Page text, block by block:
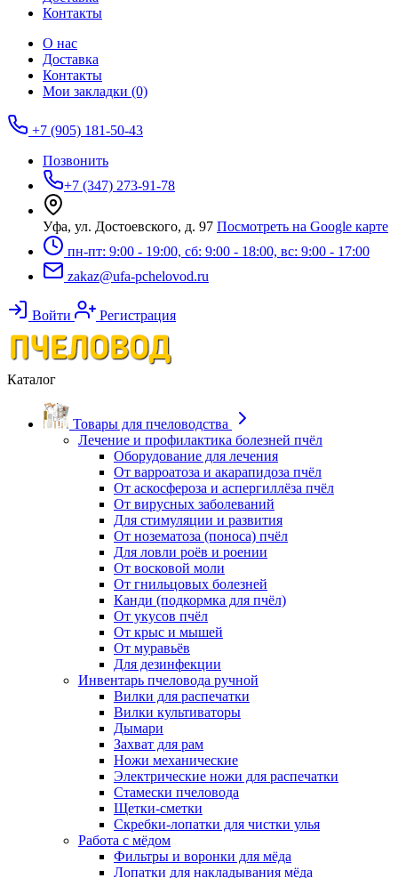
Контакты
О нас
Доставка
Контакты
Мои закладки (0)
+7 (905) 181-50-43
Позвонить
+7 (347) 273-91-78
Уфа, ул. Достоевского, д. 97 Посмотреть на Google карте
пн-пт: 9:00 - 19:00, сб: 9:00 - 18:00, вс: 9:00 - 17:00
zakaz@ufa-pchelovod.ru
Войти Регистрация
Каталог
Товары для пчеловодства
Лечение и профилактика болезней пчёл
Оборудование для лечения
От варроатоза и акарапидоза пчёл
От аскосфероза и аспергиллёза пчёл
От вирусных заболеваний
Для стимуляции и развития
От нозематоза (поноса) пчёл
Для ловли роёв и роении
От восковой моли
От гнильцовых болезней
Канди (подкормка для пчёл)
От укусов пчёл
От крыс и мышей
От муравьёв
Для дезинфекции
Инвентарь пчеловода ручной
Вилки для распечатки
Вилки культиваторы
Дымари
Захват для рам
Ножи механические
Электрические ножи для распечатки
Стамески пчеловода
Щетки-сметки
Скребки-лопатки для чистки улья
Работа с мёдом
Фильтры и воронки для мёда
Лопатки для накладывания мёда